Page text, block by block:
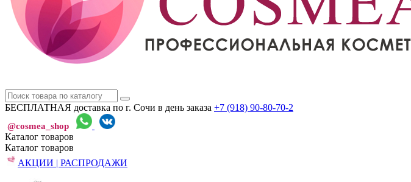
БЕСПЛАТНАЯ доставка по г. Сочи в день заказа +7 (918) 90-80-70-2
@cosmea_shop
Каталог товаров
Каталог товаров
АКЦИИ | РАСПРОДАЖИ